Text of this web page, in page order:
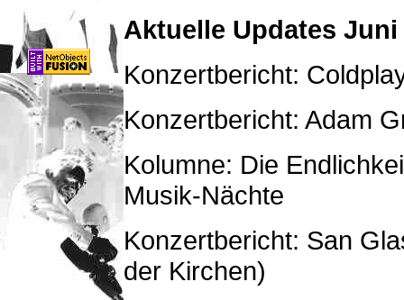
Aktuelle Updates Juni
Konzertbericht:
Konzertbericht: Adam
Kolumne: Die
Musik-Nächte
Konzertbericht: San
der Kirchen)